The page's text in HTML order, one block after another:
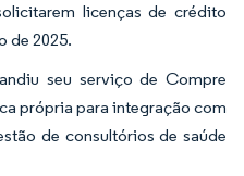
licenças de crédito
de 2025.
seu serviço de Compre
própria para integração com
de consultórios de saúde